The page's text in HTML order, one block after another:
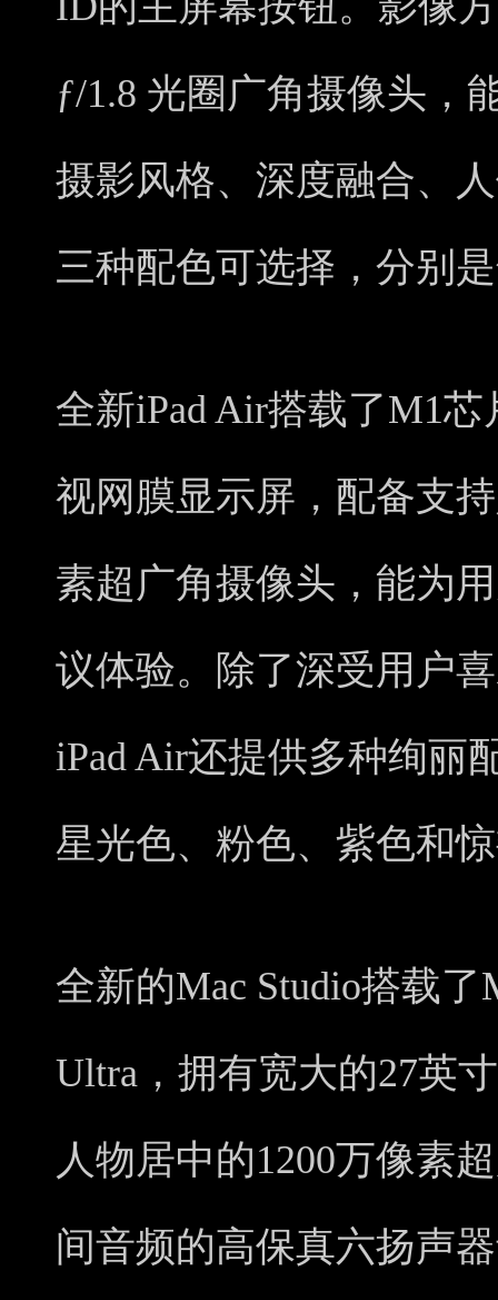
ƒ/1.8 光圈广角摄像头，
摄影风格、深度融合、
三种配色可选择，分别
全新iPad Air搭载了M1
视网膜显示屏，配备支
素超广角摄像头，能为
议体验。除了深受用户
iPad Air还提供多种绚丽
星光色、粉色、紫色和
全新的Mac Studio搭载
Ultra，拥有宽大的27英
人物居中的1200万像素
间音频的高保真六扬声